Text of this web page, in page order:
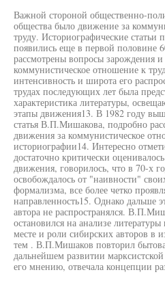
Важной стороной общественно-
общества было движение за
труду. Историографические статьи
появились еще в первой половине
рассмотрены вопросы зарождения
коммунистическое отношение к
интенсивность и широта его
трудах последующих лет была
характеристика литературы,
этапы движения13. В 1982 году
статья В.П.Мишакова, подробно
движения за коммунистическое
историографии14. Интересно
достаточно критически
движения, говорилось, что в 70-х
освобождалось от "наивности"
формализма, все более четко
направленность15. Однако дальше
автора не распространялся.
остановился на анализе
месте и роли сибирских авторов в
тем . В.П.Мишаков повторил
дальнейшем развитии
его мнению, отвечала концепции